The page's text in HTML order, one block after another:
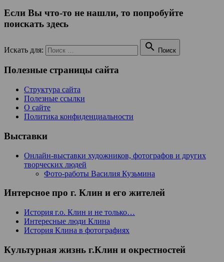
Если Вы что-то не нашли, то попробуйте
поискать здесь
Искать для:  Поиск
Полезные страницы сайта
Структура сайта
Полезные ссылки
О сайте
Политика конфиденциальности
Выставки
Онлайн-выставки художников, фотографов и других
творческих людей
Фото-работы Василия Кузьмина
Интерсное про г. Клин и его жителей
История г.о. Клин и не только…
Интересные люди Клина
История Клина в фотографиях
Культурная жизнь г.Клин и окрестностей